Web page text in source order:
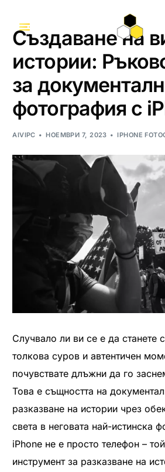
Създаване на
истории:
за
фотография с
AIVIPC НОЕМВРИ 7, 2023 IPHONE
Случвало ли ви се е да станете
толкова суров и автентичен
почувствате длъжни да го
Това е същността на
разказване на истории чрез
света в неговата най-истинска
iPhone не е просто телефон –
инструмент за разказване на